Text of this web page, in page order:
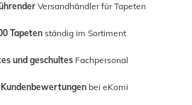
Versandhändler für Tapeten
Tapeten ständig im Sortiment
und geschultes Fachpersonal
bei eKomi